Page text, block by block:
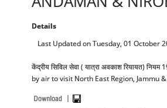
Details
Last Updated on Tuesday, 01 October
केंद्रीय सिविल सेवा ( यात्रा अवकाश रियायत)
by air to visit North East Region, Jammu